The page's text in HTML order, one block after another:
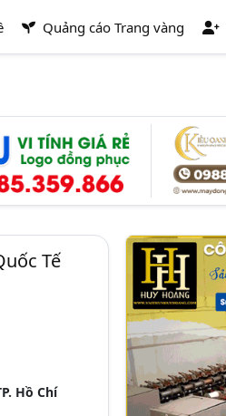
Quảng cáo Trang vàng
Tế
Hồ Chí